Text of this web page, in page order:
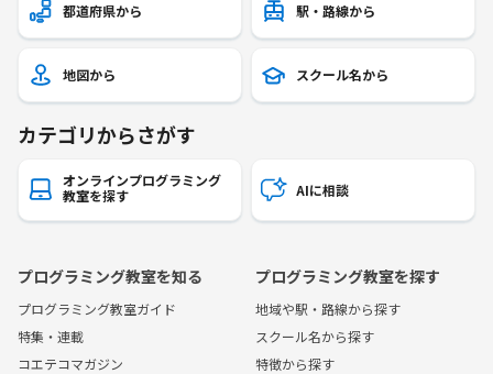
都道府県から 駅・路線から
地図から スクール名から
カテゴリからさがす
オンラインプログラミング
教室を探す
AIに相談
プログラミング教室を知る
プログラミング教室ガイド
特集・連載
コエテコマガジン
プログラミング教室を探す
地域や駅・路線から探す
スクール名から探す
特徴から探す